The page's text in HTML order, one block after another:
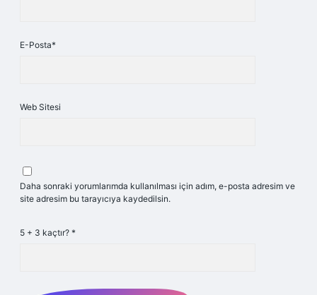
E-Posta*
Web Sitesi
Daha sonraki yorumlarımda kullanılması için adım, e-posta adresim ve
site adresim bu tarayıcıya kaydedilsin.
5 + 3 kaçtır? *